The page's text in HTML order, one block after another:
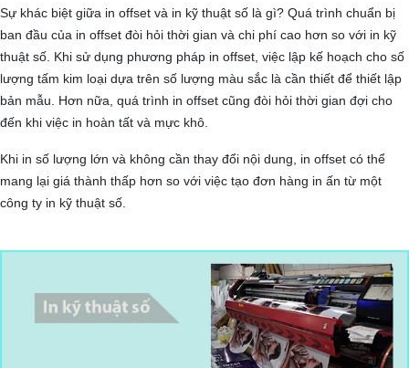
Sự khác biệt giữa in offset và in kỹ thuật số là gì? Quá trình chuẩn bị
ban đầu của in offset đòi hỏi thời gian và chi phí cao hơn so với in kỹ
thuật số. Khi sử dụng phương pháp in offset, việc lập kế hoạch cho số
lượng tấm kim loại dựa trên số lượng màu sắc là cần thiết để thiết lập
bản mẫu. Hơn nữa, quá trình in offset cũng đòi hỏi thời gian đợi cho
đến khi việc in hoàn tất và mực khô.
Khi in số lượng lớn và không cần thay đổi nội dung, in offset có thể
mang lại giá thành thấp hơn so với việc tạo đơn hàng in ấn từ một
công ty in kỹ thuật số.